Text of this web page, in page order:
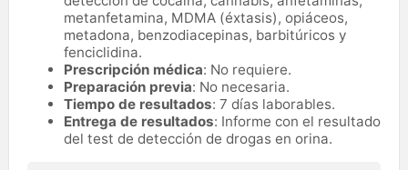
metanfetamina, MDMA (éxtasis), opiáceos,
metadona, benzodiacepinas, barbitúricos y
fenciclidina.
Prescripción médica: No requiere.
Preparación previa: No necesaria.
Tiempo de resultados: 7 días laborables.
Entrega de resultados: Informe con el resultado
del test de detección de drogas en orina.